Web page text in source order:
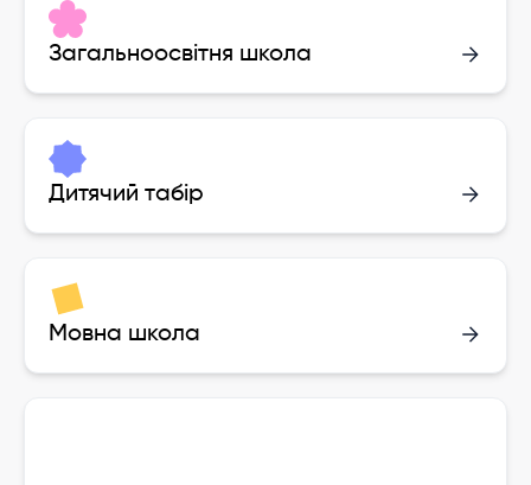
Загальноосвітня школа
Дитячий табір
Мовна школа